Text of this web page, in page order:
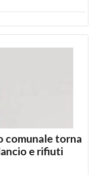
comunale torna
e rifiuti